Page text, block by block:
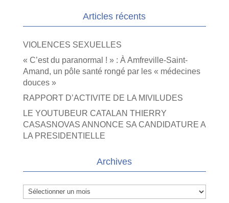
Articles récents
VIOLENCES SEXUELLES
« C’est du paranormal ! » : À Amfreville-Saint-
Amand, un pôle santé rongé par les « médecines
douces »
RAPPORT D’ACTIVITE DE LA MIVILUDES
LE YOUTUBEUR CATALAN THIERRY
CASASNOVAS ANNONCE SA CANDIDATURE A
LA PRESIDENTIELLE
Archives
Archives